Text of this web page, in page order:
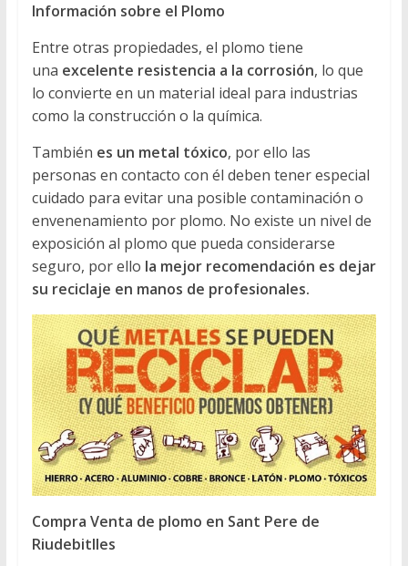
Información sobre el Plomo
Entre otras propiedades, el plomo tiene
una excelente resistencia a la corrosión, lo que
lo convierte en un material ideal para industrias
como la construcción o la química.
También es un metal tóxico, por ello las
personas en contacto con él deben tener especial
cuidado para evitar una posible contaminación o
envenenamiento por plomo. No existe un nivel de
exposición al plomo que pueda considerarse
seguro, por ello la mejor recomendación es dejar
su reciclaje en manos de profesionales.
Compra Venta de plomo en Sant Pere de
Riudebitlles